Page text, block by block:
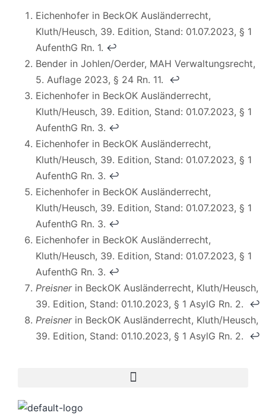
Eichenhofer in BeckOK Ausländerrecht,
Kluth/Heusch, 39. Edition, Stand: 01.07.2023, § 1
AufenthG Rn. 1. ↩︎
Bender in Johlen/Oerder, MAH Verwaltungsrecht,
5. Auflage 2023, § 24 Rn. 11. ↩︎
Eichenhofer in BeckOK Ausländerrecht,
Kluth/Heusch, 39. Edition, Stand: 01.07.2023, § 1
AufenthG Rn. 3. ↩︎
Eichenhofer in BeckOK Ausländerrecht,
Kluth/Heusch, 39. Edition, Stand: 01.07.2023, § 1
AufenthG Rn. 3. ↩︎
Eichenhofer in BeckOK Ausländerrecht,
Kluth/Heusch, 39. Edition, Stand: 01.07.2023, § 1
AufenthG Rn. 3. ↩︎
Eichenhofer in BeckOK Ausländerrecht,
Kluth/Heusch, 39. Edition, Stand: 01.07.2023, § 1
AufenthG Rn. 3. ↩︎
Preisnerin BeckOK Ausländerrecht, Kluth/Heusch,
39. Edition, Stand: 01.10.2023, § 1 AsylG Rn. 2. ↩︎
Preisnerin BeckOK Ausländerrecht, Kluth/Heusch,
39. Edition, Stand: 01.10.2023, § 1 AsylG Rn. 2. ↩︎